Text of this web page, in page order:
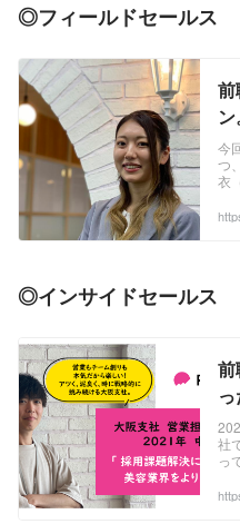
◎フィールドセールス
前
＠
今
つ
衣
営
◎インサイドセールス
前
美
が
社
っ
う